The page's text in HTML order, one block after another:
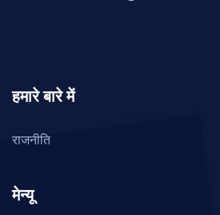
हमारे बारे में
राजनीति
मेन्यू